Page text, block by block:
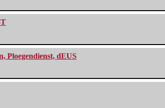
T
Ploegendienst, dEUS